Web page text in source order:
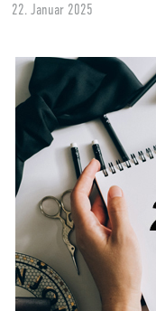
22. Januar 2025